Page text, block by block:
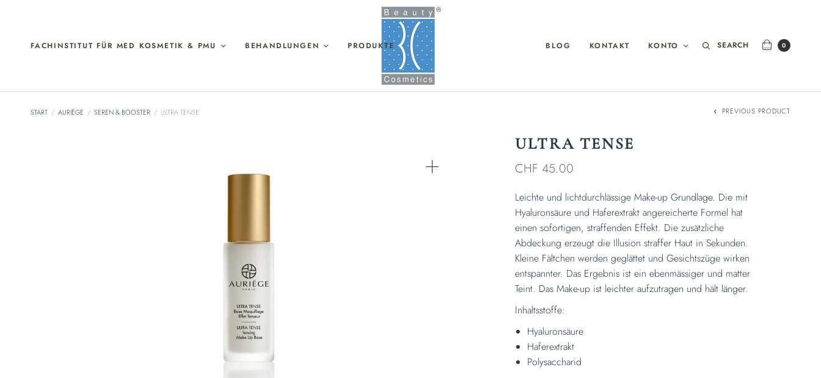
FACHINSTITUT FÜR MED KOSMETIK & PMU BEHANDLUNGEN PRODUKTE BLOG KONTAKT KONTO SEARCH 0
START / AURIÈGE / SEREN & BOOSTER / ULTRA TENSE PREVIOUS PRODUCT
ULTRA TENSE
CHF 45.00
Leichte und lichtdurchlässige Make-up Grundlage. Die mit
Hyaluronsäure und Haferextrakt angereicherte Formel hat
einen sofortigen, straffenden Effekt. Die zusätzliche
Abdeckung erzeugt die Illusion straffer Haut in Sekunden.
Kleine Fältchen werden geglättet und Gesichtszüge wirken
entspannter. Das Ergebnis ist ein ebenmässiger und matter
Teint. Das Make-up ist leichter aufzutragen und hält länger.
Inhaltsstoffe:
Hyaluronsäure
Haferextrakt
Polysaccharid